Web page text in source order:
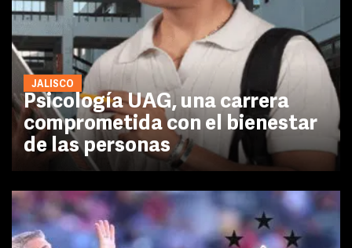
JALISCO
Psicología UAG, una carrera
comprometida con el bienestar
de las personas